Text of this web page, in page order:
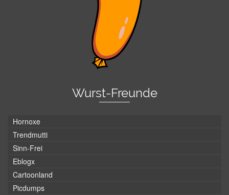
Wurst-Freunde
Hornoxe
Trendmutti
Sinn-Frei
Eblogx
Cartoonland
Picdumps